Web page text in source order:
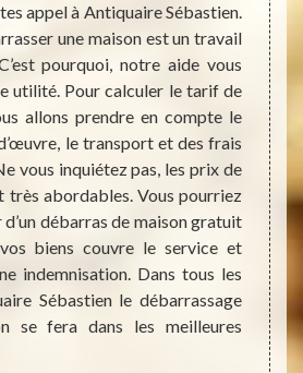
appel à Antiquaire Sébastien.
une maison est un travail
pourquoi, notre aide vous
utilité. Pour calculer le tarif de
allons prendre en compte le
le transport et des frais
vous inquiétez pas, les prix de
très abordables. Vous pourriez
débarras de maison gratuit
biens couvre le service et
indemnisation. Dans tous les
Sébastien le débarrassage
se fera dans les meilleures
Il